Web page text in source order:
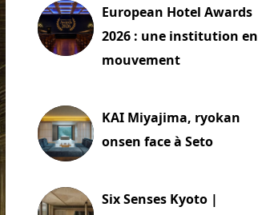
European Hotel Awards
2026 : une institution en
mouvement
KAI Miyajima, ryokan
onsen face à Seto
Six Senses Kyoto |